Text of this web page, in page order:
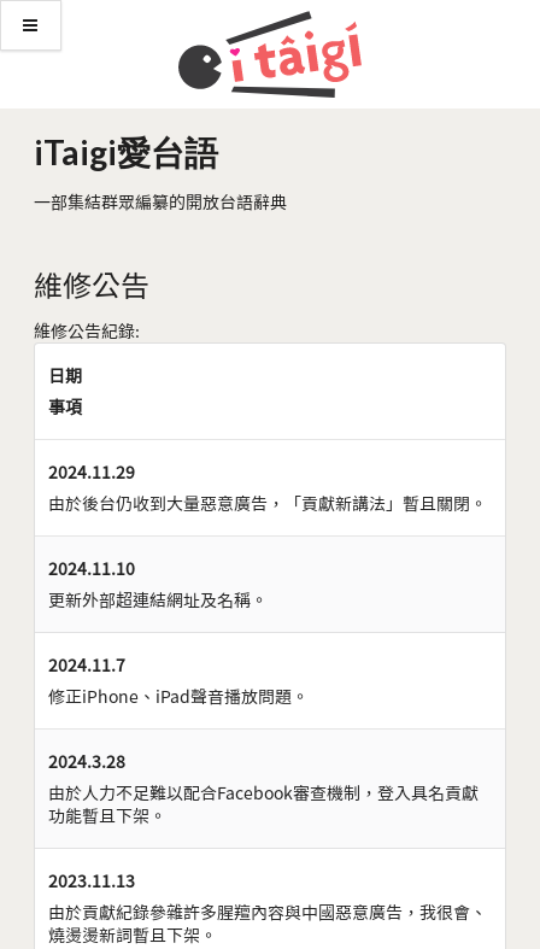
iTaigi愛台語
一部集結群眾編纂的開放台語辭典
維修公告
維修公告紀錄:
日期
事項
2024.11.29
由於後台仍收到大量惡意廣告，「貢獻新講法」暫且關閉。
2024.11.10
更新外部超連結網址及名稱。
2024.11.7
修正iPhone、iPad聲音播放問題。
2024.3.28
由於人力不足難以配合Facebook審查機制，登入具名貢獻
功能暫且下架。
2023.11.13
由於貢獻紀錄參雜許多腥羶內容與中國惡意廣告，我很會、
燒燙燙新詞暫且下架。